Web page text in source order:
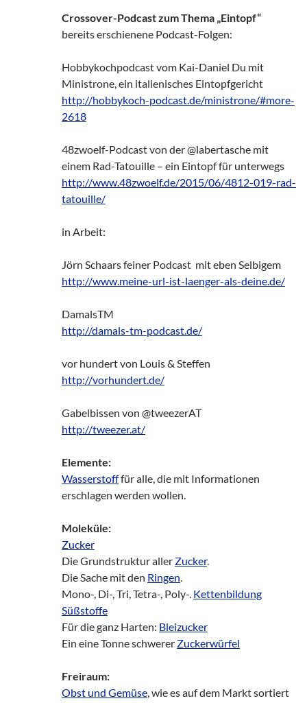
Crossover-Podcast zum Thema „Eintopf“
bereits erschienene Podcast-Folgen:
Hobbykochpodcast vom Kai-Daniel Du mit
Ministrone, ein italienisches Eintopfgericht
http://hobbykoch-podcast.de/ministrone/#more-
2618
48zwoelf-Podcast von der @labertasche mit
einem Rad-Tatouille – ein Eintopf für unterwegs
http://www.48zwoelf.de/2015/06/4812-019-rad-
tatouille/
in Arbeit:
Jörn Schaars feiner Podcast mit eben Selbigem
http://www.meine-url-ist-laenger-als-deine.de/
DamalsTM
http://damals-tm-podcast.de/
vor hundert von Louis & Steffen
http://vorhundert.de/
Gabelbissen von @tweezerAT
http://tweezer.at/
Elemente:
Wasserstofffür alle, die mit Informationen
erschlagen werden wollen.
Moleküle:
Zucker
Die Grundstruktur aller Zucker.
Die Sache mit den Ringen.
Mono-, Di-, Tri, Tetra-, Poly-. Kettenbildung
Süßstoffe
Für die ganz Harten: Bleizucker
Ein eine Tonne schwerer Zuckerwürfel
Freiraum:
Obst und Gemüse, wie es auf dem Markt sortiert